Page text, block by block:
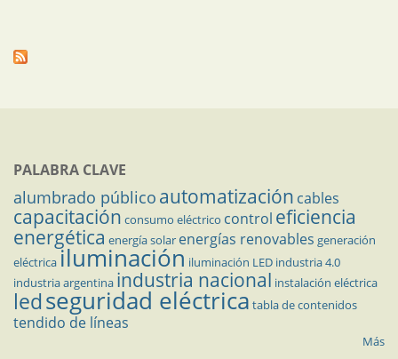
PALABRA CLAVE
alumbrado público automatización cables
capacitación consumo eléctrico control eficiencia
energética energía solar energías renovables generación
eléctricailuminación iluminación LED industria 4.0
industria argentina industria nacional instalación eléctrica
ledseguridad eléctrica tabla de contenidos
tendido de líneas
Más